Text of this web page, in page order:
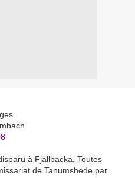
à Fjällbacka. Toutes
de Tanumshede par